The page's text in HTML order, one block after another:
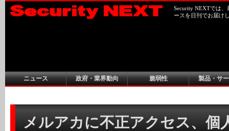
Security NEXTでは
ースを日刊でお届け
ニュース 政府・業界動向 脆弱性 製品・サ
メルアカに不正アクセス、個